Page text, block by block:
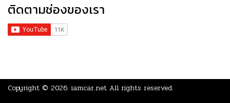
ติดตามช่องของเรา
Copyright © 2026. iamcar.net All rights reserved.